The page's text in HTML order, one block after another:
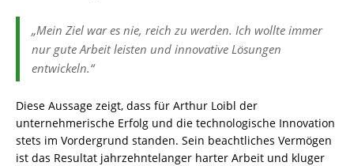
„Mein Ziel war es nie, reich zu werden. Ich wollte immer
nur gute Arbeit leisten und innovative Lösungen
entwickeln.“
Diese Aussage zeigt, dass für Arthur Loibl der
unternehmerische Erfolg und die technologische Innovation
stets im Vordergrund standen. Sein beachtliches Vermögen
ist das Resultat jahrzehntelanger harter Arbeit und kluger